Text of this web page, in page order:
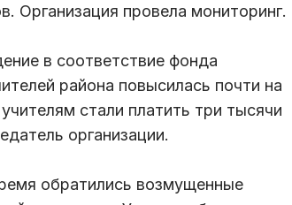
Организация провела мониторинг.
в соответствие фонда
района повысилась почти на
стали платить три тысячи
организации.
обратились возмущенные